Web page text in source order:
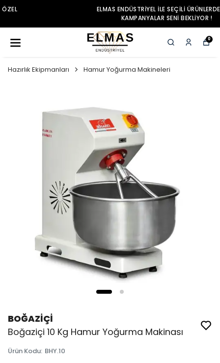
ELMAS ENDÜSTRIYEL ILE SEÇILI ÜRÜNLERDE ÖZEL
KAMPANYALAR SENI BEKLIYOR !
0
Hazırlık Ekipmanları Hamur Yoğurma Makineleri
BOĞAZİÇİ
Boğaziçi 10 Kg Hamur Yoğurma Makinası
Ürün Kodu: BHY.10